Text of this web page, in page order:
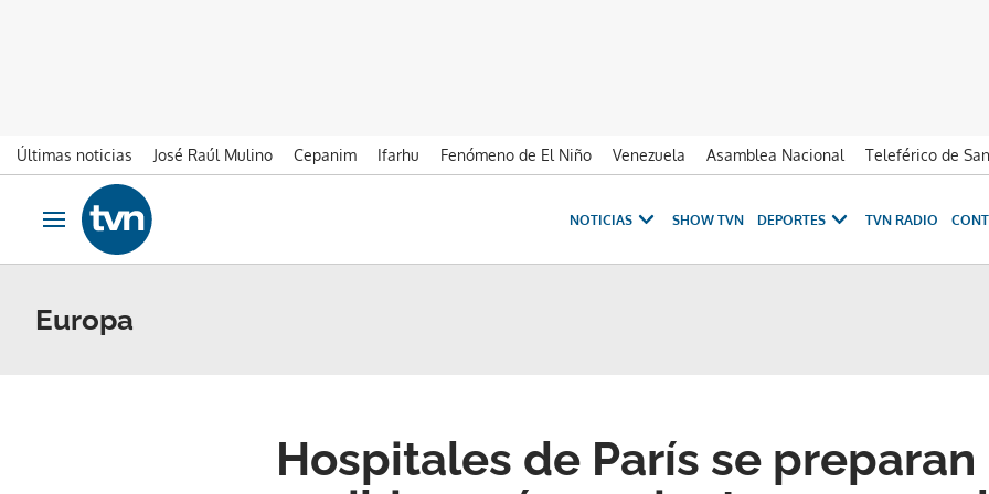
Últimas noticias José Raúl Mulino Cepanim Ifarhu Fenómeno de El Niño Venezuela Asamblea Nacional Teleférico de
Ir al contenido
Obrir navegació
NOTICIAS SHOW TVN DEPORTES TVN RADIO
Europa
Hospitales de París se preparan